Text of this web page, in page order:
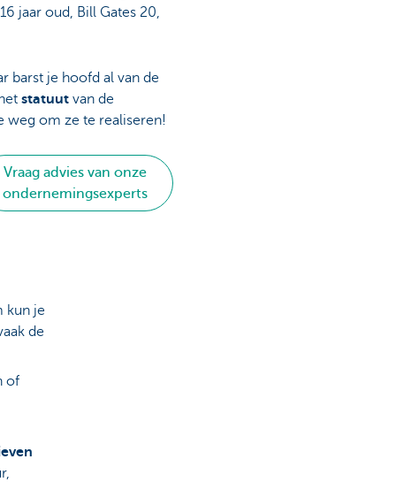
jaar oud, Bill Gates 20,
barst je hoofd al van de
statuut van de
weg om ze te realiseren!
Vraag advies van onze
ondernemingsexperts
kun je
de
of